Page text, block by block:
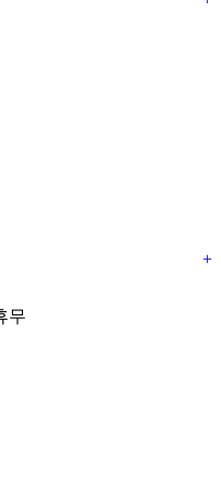
+
무